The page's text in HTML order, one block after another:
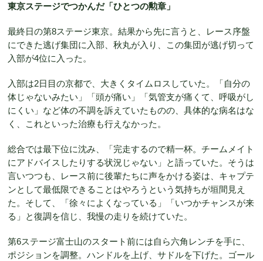
東京ステージでつかんだ「ひとつの勲章」
最終日の第8ステージ東京。結果から先に言うと、レース序盤
にできた逃げ集団に入部、秋丸が入り、この集団が逃げ切って
入部が4位に入った。
入部は2日目の京都で、大きくタイムロスしていた。「自分の
体じゃないみたい」「頭が痛い」「気管支が痛くて、呼吸がし
にくい」など体の不調を訴えていたものの、具体的な病名はな
く、これといった治療も行えなかった。
総合では最下位に沈み、「完走するので精一杯。チームメイト
にアドバイスしたりする状況じゃない」と語っていた。そうは
言いつつも、レース前に後輩たちに声をかける姿は、キャプテ
ンとして最低限できることはやろうという気持ちが垣間見え
た。そして、「徐々によくなっている」「いつかチャンスが来
る」と復調を信じ、我慢の走りを続けていた。
第6ステージ富士山のスタート前には自ら六角レンチを手に、
ポジションを調整。ハンドルを上げ、サドルを下げた。ゴール